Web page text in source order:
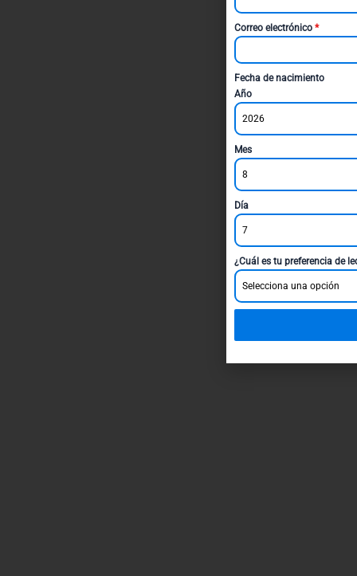
Correo electrónico *
Fecha de nacimiento
Año
2026
Mes
8
Día
7
¿Cuál es tu preferencia de
Selecciona una opción